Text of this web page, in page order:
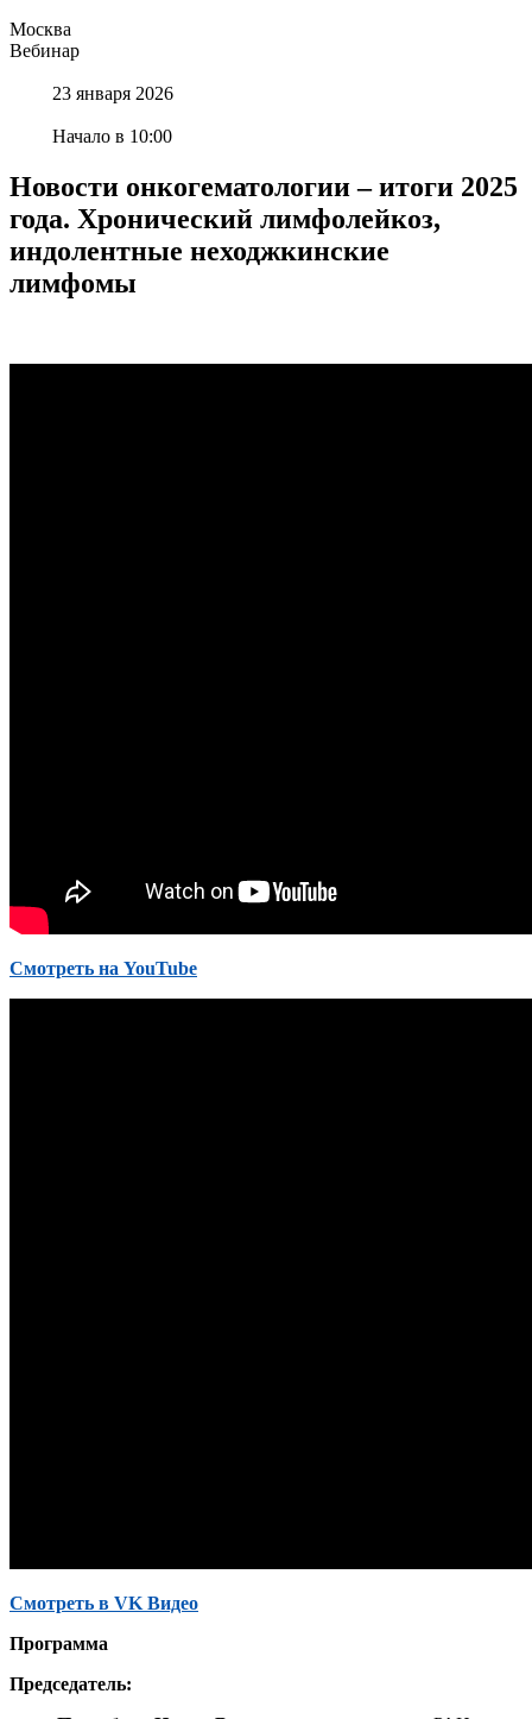
Москва
Вебинар
23 января 2026
Начало в 10:00
Новости онкогематологии – итоги 2025
года. Хронический лимфолейкоз,
индолентные неходжкинские
лимфомы
Cмотреть на YouTube
Смотреть в VK Видео
Программа
Председатель: